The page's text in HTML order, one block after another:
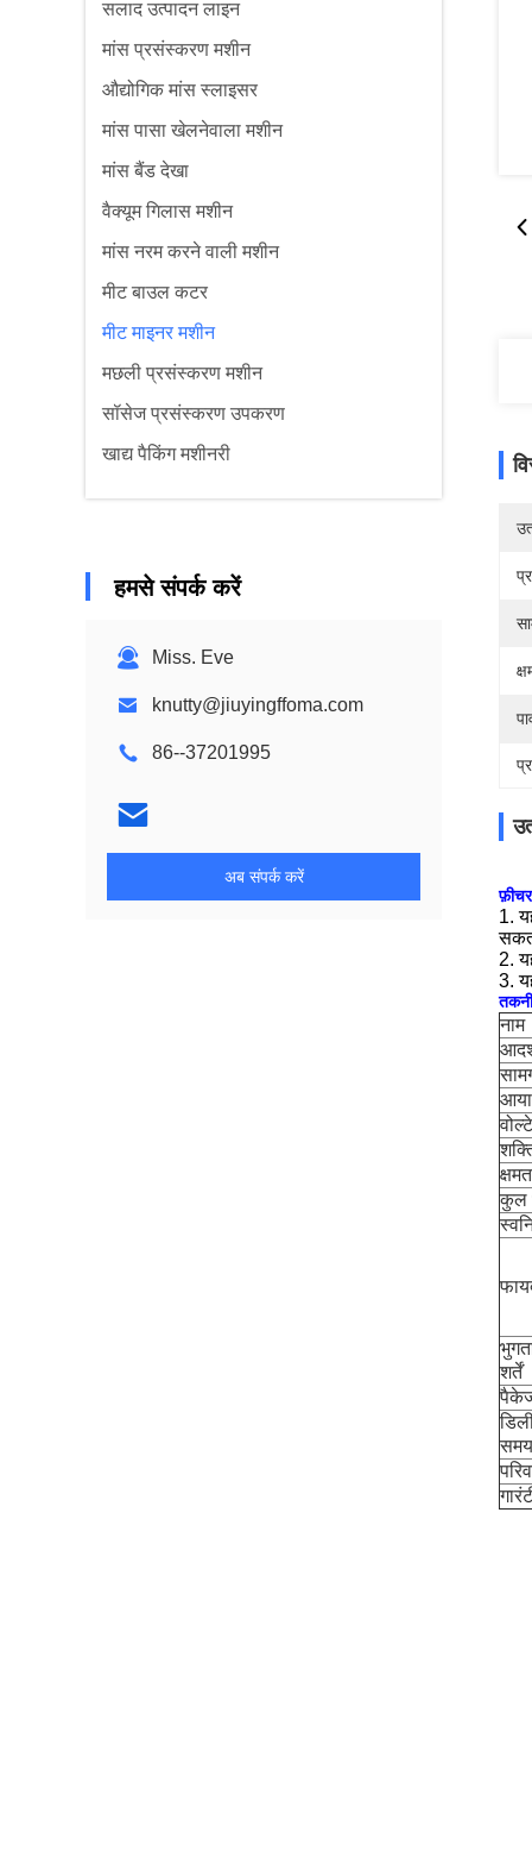
सलाद उत्पादन लाइन
मांस प्रसंस्करण मशीन
औद्योगिक मांस स्लाइसर
मांस पासा खेलनेवाला मशीन
मांस बैंड देखा
वैक्यूम गिलास मशीन
मांस नरम करने वाली मशीन
मीट बाउल कटर
मीट माइनर मशीन
मछली प्रसंस्करण मशीन
सॉसेज प्रसंस्करण उपकरण
खाद्य पैकिंग मशीनरी
हमसे संपर्क करें
Miss. Eve
knutty@jiuyingffoma.com
86--37201995
अब संपर्क करें
फ़ीचर
1.
2.
3.
नाम
कुल
शर्तें
समय